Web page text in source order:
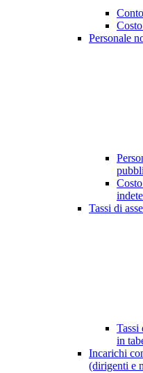
Personale
Tassi di
Tassi
in
Incarichi
(dirigenti e